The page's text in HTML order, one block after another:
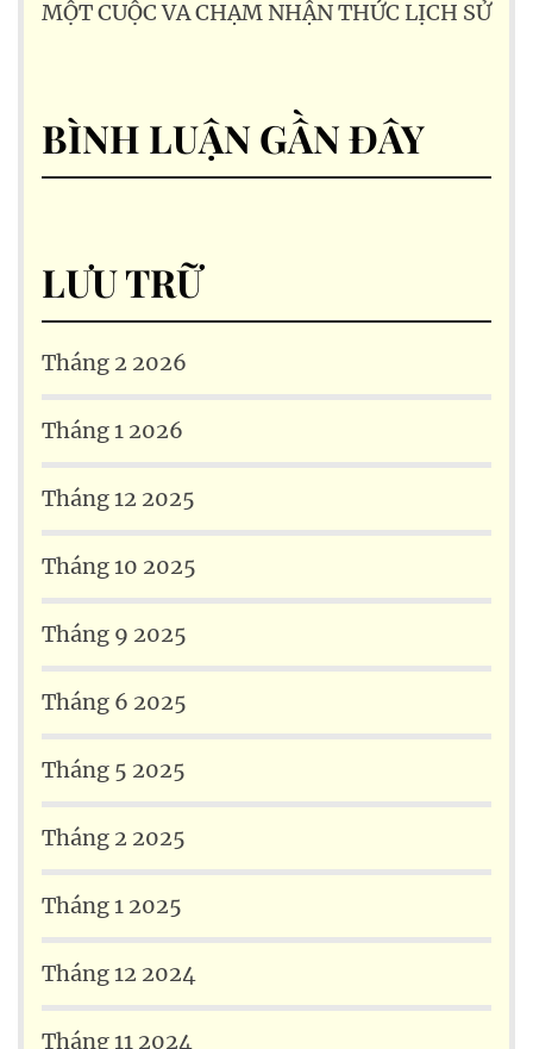
MỘT CUỘC VA CHẠM NHẬN THỨC LỊCH SỬ
BÌNH LUẬN GẦN ĐÂY
LƯU TRỮ
Tháng 2 2026
Tháng 1 2026
Tháng 12 2025
Tháng 10 2025
Tháng 9 2025
Tháng 6 2025
Tháng 5 2025
Tháng 2 2025
Tháng 1 2025
Tháng 12 2024
Tháng 11 2024